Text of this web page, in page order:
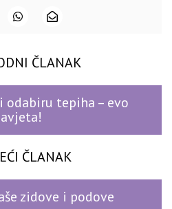
ČLANAK
odabiru tepiha – evo
ČLANAK
zidove i podove